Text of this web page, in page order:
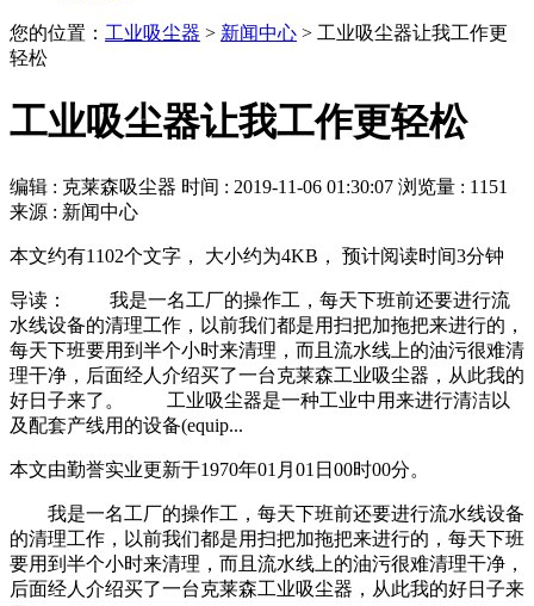
您的位置： 工业吸尘器 > 新闻中心 > 工业吸尘器让我工作更
轻松
工业吸尘器让我工作更轻松
编辑 : 克莱森吸尘器 时间 : 2019-11-06 01:30:07 浏览量 : 1151
来源 : 新闻中心
本文约有1102个文字， 大小约为4KB， 预计阅读时间3分钟
导读： 我是一名工厂的操作工，每天下班前还要进行流
水线设备的清理工作，以前我们都是用扫把加拖把来进行的，
每天下班要用到半个小时来清理，而且流水线上的油污很难清
理干净，后面经人介绍买了一台克莱森工业吸尘器，从此我的
好日子来了。 工业吸尘器是一种工业中用来进行清洁以
及配套产线用的设备(equip...
本文由勤誉实业更新于1970年01月01日00时00分。
我是一名工厂的操作工，每天下班前还要进行流水线设备
的清理工作，以前我们都是用扫把加拖把来进行的，每天下班
要用到半个小时来清理，而且流水线上的油污很难清理干净，
后面经人介绍买了一台克莱森工业吸尘器，从此我的好日子来